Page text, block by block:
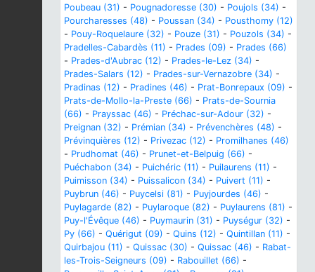
Poubeau (31) - Pougnadoresse (30) - Poujols (34) -
Pourcharesses (48) - Poussan (34) - Pousthomy (12)
- Pouy-Roquelaure (32) - Pouze (31) - Pouzols (34) -
Pradelles-Cabardès (11) - Prades (09) - Prades (66)
- Prades-d'Aubrac (12) - Prades-le-Lez (34) -
Prades-Salars (12) - Prades-sur-Vernazobre (34) -
Pradinas (12) - Pradines (46) - Prat-Bonrepaux (09) -
Prats-de-Mollo-la-Preste (66) - Prats-de-Sournia
(66) - Prayssac (46) - Préchac-sur-Adour (32) -
Preignan (32) - Prémian (34) - Prévenchères (48) -
Prévinquières (12) - Privezac (12) - Promilhanes (46)
- Prudhomat (46) - Prunet-et-Belpuig (66) -
Puéchabon (34) - Puichéric (11) - Puilaurens (11) -
Puimisson (34) - Puissalicon (34) - Puivert (11) -
Puybrun (46) - Puycelsi (81) - Puyjourdes (46) -
Puylagarde (82) - Puylaroque (82) - Puylaurens (81) -
Puy-l'Évêque (46) - Puymaurin (31) - Puységur (32) -
Py (66) - Quérigut (09) - Quins (12) - Quintillan (11) -
Quirbajou (11) - Quissac (30) - Quissac (46) - Rabat-
les-Trois-Seigneurs (09) - Rabouillet (66) -